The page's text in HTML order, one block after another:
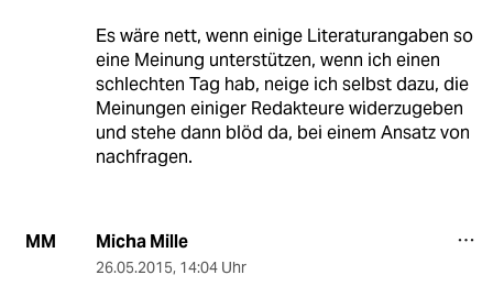
Es wäre nett, wenn einige Literaturangaben so
eine Meinung unterstützen, wenn ich einen
schlechten Tag hab, neige ich selbst dazu, die
Meinungen einiger Redakteure widerzugeben
und stehe dann blöd da, bei einem Ansatz von
nachfragen.
MM Micha Mille
26.05.2015, 14:04 Uhr